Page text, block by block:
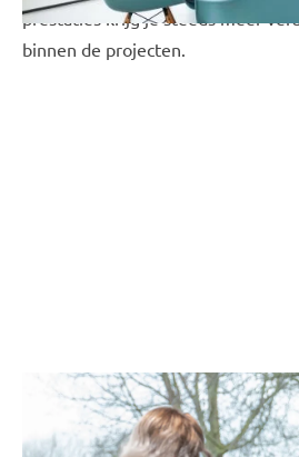
prestaties krijg je steeds meer
binnen de projecten.
Young Evides netwerk